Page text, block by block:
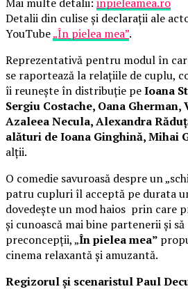
Detalii din culise și declarații ale
YouTube„În pielea mea”.
Reprezentativă pentru modul în
se raportează la relațiile de cuplu,
îi reunește în distribuție peIoana
Sergiu Costache, Oana Gherman,
Azaleea Necula, Alexandra
alături de Ioana Ginghină, Mihai
alții.
O comedie savuroasă despre un
patru cupluri îl acceptă pe durata
dovedește un mod haios prin care
și cunoască mai bine partenerii și
preconcepții, „În pielea mea”
cinema relaxantă și amuzantă.
Regizorul și scenaristul Paul